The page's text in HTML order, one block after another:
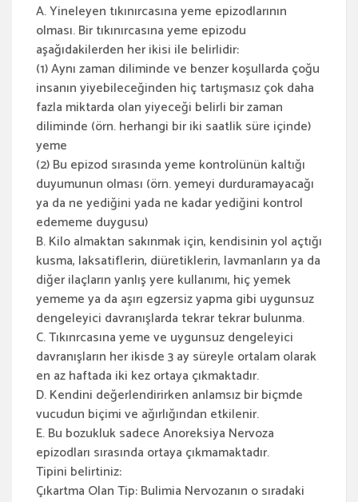
A. Yineleyen tıkınırcasına yeme epizodlarının
olması. Bir tıkınırcasına yeme epizodu
aşağıdakilerden her ikisi ile belirlidir:
(1) Aynı zaman diliminde ve benzer koşullarda çoğu
insanın yiyebileceğinden hiç tartışmasız çok daha
fazla miktarda olan yiyeceği belirli bir zaman
diliminde (örn. herhangi bir iki saatlik süre içinde)
yeme
(2) Bu epizod sırasında yeme kontrolünün kaltığı
duyumunun olması (örn. yemeyi durduramayacağı
ya da ne yediğini yada ne kadar yediğini kontrol
edememe duygusu)
B. Kilo almaktan sakınmak için, kendisinin yol açtığı
kusma, laksatiflerin, diüretiklerin, lavmanların ya da
diğer ilaçların yanlış yere kullanımı, hiç yemek
yememe ya da aşırı egzersiz yapma gibi uygunsuz
dengeleyici davranışlarda tekrar tekrar bulunma.
C. Tıkınrcasına yeme ve uygunsuz dengeleyici
davranışların her ikisde 3 ay süreyle ortalam olarak
en az haftada iki kez ortaya çıkmaktadır.
D. Kendini değerlendirirken anlamsız bir biçmde
vucudun biçimi ve ağırlığından etkilenir.
E. Bu bozukluk sadece Anoreksiya Nervoza
epizodları sırasında ortaya çıkmamaktadır.
Tipini belirtiniz:
Çıkartma Olan Tip: Bulimia Nervozanın o sıradaki